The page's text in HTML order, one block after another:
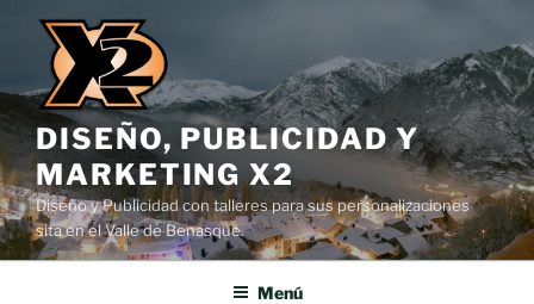
contenido
DISEÑO, PUBLICIDAD Y
MARKETING X2
Diseño y Publicidad con talleres para sus personalizaciones
sita en el Valle de Benasque.
Menú